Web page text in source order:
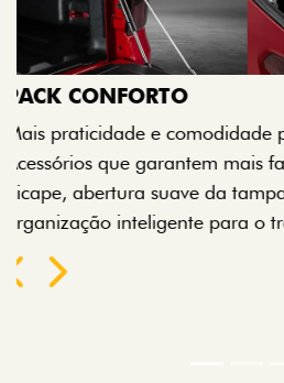
PACK OFF-ROAD
Prepare sua picape para
off-road combina engate de
toneladas, alargadores de
oferecendo mais capacidade
extra para a carroceria e um
imponente para enfrentar